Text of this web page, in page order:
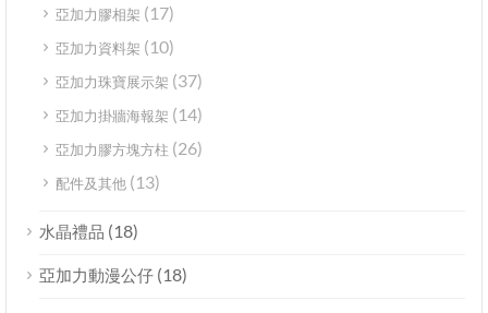
亞加力膠相架 (17)
亞加力資料架 (10)
亞加力珠寶展示架 (37)
亞加力掛牆海報架 (14)
亞加力膠方塊方柱 (26)
配件及其他 (13)
水晶禮品 (18)
亞加力動漫公仔 (18)